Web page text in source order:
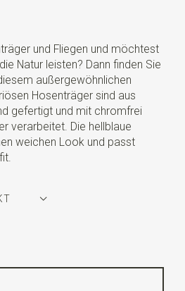
und Fliegen und möchtest
Natur leisten? Dann finden Sie
außergewöhnlichen
Hosenträger sind aus
gefertigt und mit chromfrei
verarbeitet. Die hellblaue
weichen Look und passt